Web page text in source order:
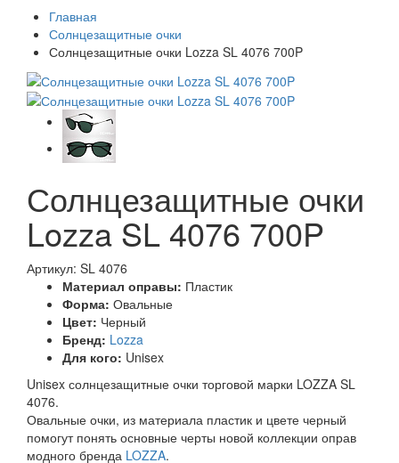
Главная
Солнцезащитные очки
Солнцезащитные очки Lozza SL 4076 700P
Солнцезащитные очки
Lozza SL 4076 700P
Артикул: SL 4076
Материал оправы: Пластик
Форма: Овальные
Цвет: Черный
Бренд: Lozza
Для кого: Unisex
Unisex солнцезащитные очки торговой марки LOZZA SL
4076.
Овальные очки, из материала пластик и цвете черный
помогут понять основные черты новой коллекции оправ
модного бренда LOZZA.